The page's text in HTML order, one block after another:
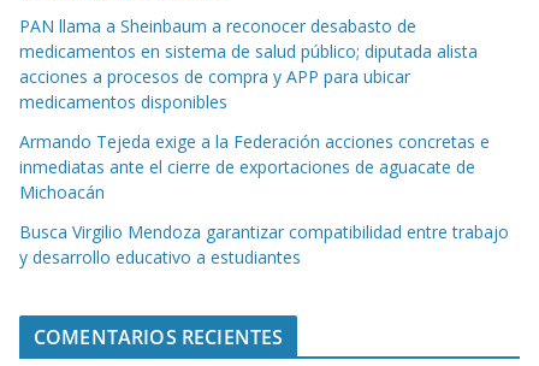
PAN llama a Sheinbaum a reconocer desabasto de
medicamentos en sistema de salud público; diputada alista
acciones a procesos de compra y APP para ubicar
medicamentos disponibles
Armando Tejeda exige a la Federación acciones concretas e
inmediatas ante el cierre de exportaciones de aguacate de
Michoacán
Busca Virgilio Mendoza garantizar compatibilidad entre trabajo
y desarrollo educativo a estudiantes
COMENTARIOS RECIENTES